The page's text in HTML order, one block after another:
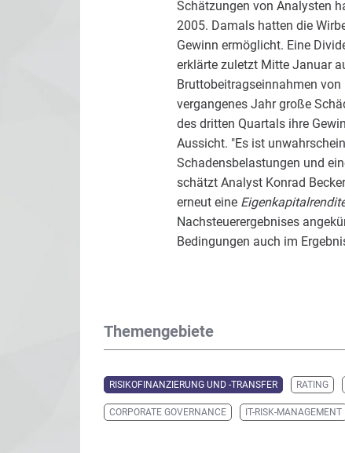
Schätzungen von Analysten
2005. Damals hatten die
Gewinn ermöglicht. Eine
erklärte zuletzt Mitte Januar
Bruttobeitragseinnahmen von
vergangenes Jahr große
des dritten Quartals ihre
Aussicht. "Es ist
Schadensbelastungen und
schätzt Analyst Konrad
erneut eine
Nachsteuerergebnises
Bedingungen auch im
Themengebiete
RISIKOFINANZIERUNG UND -TRANSFER RATING
CORPORATE GOVERNANCE IT-RISK-MANAGEMENT